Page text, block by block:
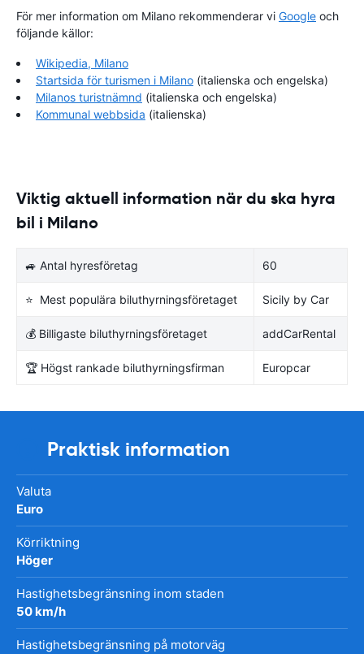
För mer information om Milano rekommenderar vi Google och
följande källor:
Wikipedia, Milano
Startsida för turismen i Milano (italienska och engelska)
Milanos turistnämnd (italienska och engelska)
Kommunal webbsida (italienska)
Viktig aktuell information när du ska hyra
bil i Milano
🚙 Antal hyresföretag 60
⭐ Mest populära biluthyrningsföretaget Sicily by Car
💰 Billigaste biluthyrningsföretaget addCarRental
🏆 Högst rankade biluthyrningsfirman Europcar
Praktisk information
Valuta
Euro
Körriktning
Höger
Hastighetsbegränsning inom staden
50 km/h
Hastighetsbegränsning på motorväg